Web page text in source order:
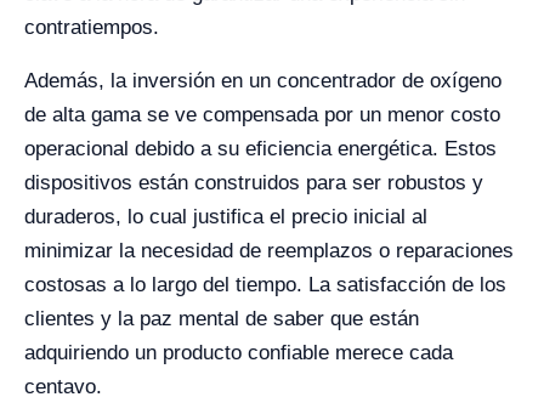
contratiempos.
Además, la inversión en un concentrador de oxígeno
de alta gama se ve compensada por un menor costo
operacional debido a su eficiencia energética. Estos
dispositivos están construidos para ser robustos y
duraderos, lo cual justifica el precio inicial al
minimizar la necesidad de reemplazos o reparaciones
costosas a lo largo del tiempo. La satisfacción de los
clientes y la paz mental de saber que están
adquiriendo un producto confiable merece cada
centavo.